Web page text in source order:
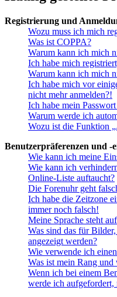
Registrierung und
Wozu muss ich mich
Was ist COPPA?
Warum kann ich mich
Ich habe mich
Warum kann ich mich
Ich habe mich vor
nicht mehr anmelden?!
Ich habe mein
Warum werde ich
Wozu ist die Funktion
Benutzerpräferenzen und -
Wie kann ich meine
Wie kann ich
Online-Liste auftaucht?
Die Forenuhr geht
Ich habe die Zeitzone
immer noch falsch!
Meine Sprache steht
Was sind das für
angezeigt werden?
Wie verwende ich
Was ist mein Rang
Wenn ich bei einem
werde ich aufgefordert,